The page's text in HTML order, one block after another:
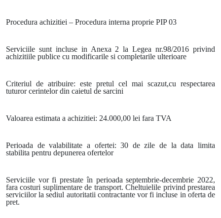
Procedura achizitiei – Procedura interna proprie PIP 03
Serviciile sunt incluse in Anexa 2 la Legea nr.98/2016 privind
achizitiile publice cu modificarile si completarile ulterioare
Criteriul de atribuire: este pretul cel mai scazut,cu respectarea
tuturor cerintelor din caietul de sarcini
Valoarea estimata a achizitiei: 24.000,00 lei fara TVA
Perioada de valabilitate a ofertei: 30 de zile de la data limita
stabilita pentru depunerea ofertelor
Serviciile vor fi prestate în perioada septembrie-decembrie 2022,
fara costuri suplimentare de transport. Cheltuielile privind prestarea
serviciilor la sediul autoritatii contractante vor fi incluse in oferta de
pret.